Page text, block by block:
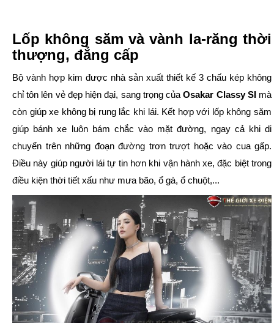
Lốp không săm và vành la-răng thời
thượng, đẳng cấp
Bộ vành hợp kim được nhà sản xuất thiết kế 3 chấu kép không
chỉ tôn lên vẻ đẹp hiện đại, sang trọng củaOsakar Classy SImà
còn giúp xe không bị rung lắc khi lái. Kết hợp với lốp không săm
giúp bánh xe luôn bám chắc vào mặt đường, ngay cả khi di
chuyển trên những đoạn đường trơn trượt hoặc vào cua gấp.
Điều này giúp người lái tự tin hơn khi vận hành xe, đặc biệt trong
điều kiện thời tiết xấu như mưa bão, ổ gà, ổ chuột,...